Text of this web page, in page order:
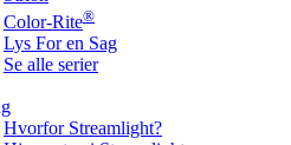
Color-Rite®
Lys For en Sag
Se alle serier
Hvorfor Streamlight?